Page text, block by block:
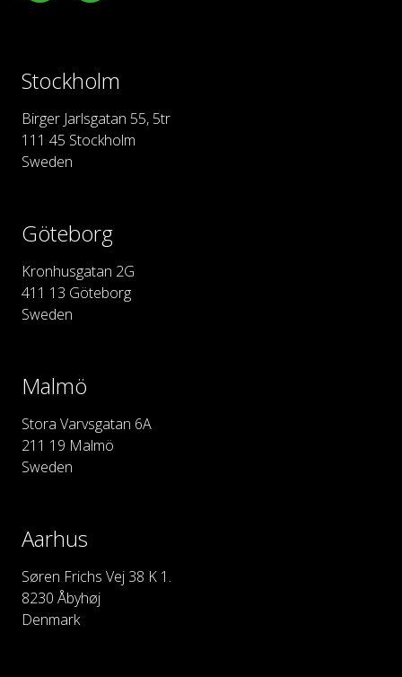
Stockholm
Birger Jarlsgatan 55, 5tr
111 45 Stockholm
Sweden
Göteborg
Kronhusgatan 2G
411 13 Göteborg
Sweden
Malmö
Stora Varvsgatan 6A
211 19 Malmö
Sweden
Aarhus
Søren Frichs Vej 38 K 1.
8230 Åbyhøj
Denmark